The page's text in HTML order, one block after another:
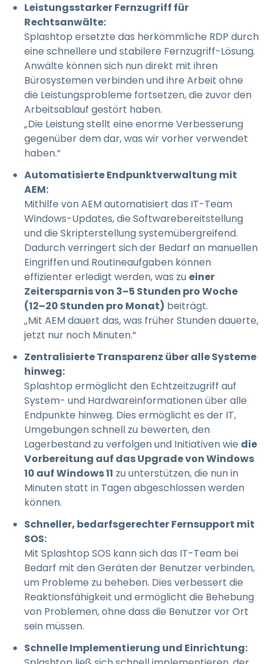
Leistungsstarker Fernzugriff für
Rechtsanwälte:
Splashtop ersetzte das herkömmliche RDP durch
eine schnellere und stabilere Fernzugriff-Lösung.
Anwälte können sich nun direkt mit ihren
Bürosystemen verbinden und ihre Arbeit ohne
die Leistungsprobleme fortsetzen, die zuvor den
Arbeitsablauf gestört haben.
„Die Leistung stellt eine enorme Verbesserung
gegenüber dem dar, was wir vorher verwendet
haben.“
Automatisierte Endpunktverwaltung mit
AEM:
Mithilfe von AEM automatisiert das IT-Team
Windows-Updates, die Softwarebereitstellung
und die Skripterstellung systemübergreifend.
Dadurch verringert sich der Bedarf an manuellen
Eingriffen und Routineaufgaben können
effizienter erledigt werden, was zu einer
Zeitersparnis von 3–5 Stunden pro Woche
(12–20 Stunden pro Monat) beiträgt.
„Mit AEM dauert das, was früher Stunden dauerte,
jetzt nur noch Minuten.“
Zentralisierte Transparenz über alle Systeme
hinweg:
Splashtop ermöglicht den Echtzeitzugriff auf
System- und Hardwareinformationen über alle
Endpunkte hinweg. Dies ermöglicht es der IT,
Umgebungen schnell zu bewerten, den
Lagerbestand zu verfolgen und Initiativen wie die
Vorbereitung auf das Upgrade von Windows
10 auf Windows 11 zu unterstützen, die nun in
Minuten statt in Tagen abgeschlossen werden
können.
Schneller, bedarfsgerechter Fernsupport mit
SOS:
Mit Splashtop SOS kann sich das IT-Team bei
Bedarf mit den Geräten der Benutzer verbinden,
um Probleme zu beheben. Dies verbessert die
Reaktionsfähigkeit und ermöglicht die Behebung
von Problemen, ohne dass die Benutzer vor Ort
sein müssen.
Schnelle Implementierung und Einrichtung: